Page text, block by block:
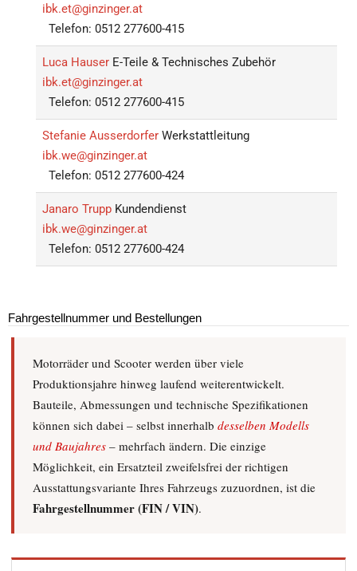
ibk.et@ginzinger.at
Telefon: 0512 277600-415
Luca Hauser E-Teile & Technisches Zubehör
ibk.et@ginzinger.at
Telefon: 0512 277600-415
Stefanie Ausserdorfer Werkstattleitung
ibk.we@ginzinger.at
Telefon: 0512 277600-424
Janaro Trupp Kundendienst
ibk.we@ginzinger.at
Telefon: 0512 277600-424
Fahrgestellnummer und Bestellungen
Motorräder und Scooter werden über viele
Produktionsjahre hinweg laufend weiterentwickelt.
Bauteile, Abmessungen und technische Spezifikationen
können sich dabei – selbst innerhalb desselben Modells
und Baujahres– mehrfach ändern. Die einzige
Möglichkeit, ein Ersatzteil zweifelsfrei der richtigen
Ausstattungsvariante Ihres Fahrzeugs zuzuordnen, ist die
Fahrgestellnummer (FIN / VIN).